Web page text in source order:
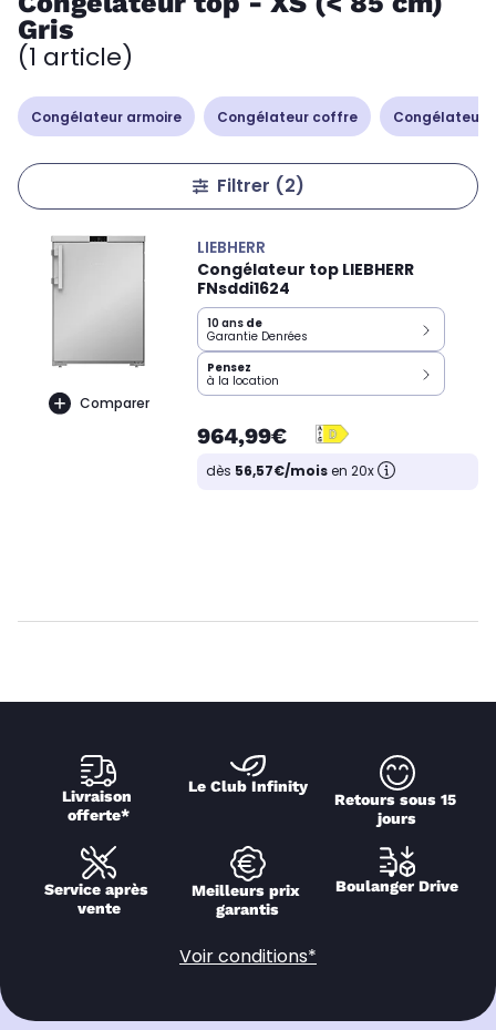
Gris
(1 article)
Congélateur armoire Congélateur coffre Congélateur
Filtrer (2)
Comparer
LIEBHERR
Congélateur top LIEBHERR
FNsddi1624
10 ans de
Garantie Denrées
Pensez
à la location
964,99€
dès 56,57€/moisen 20x
Livraison
offerte*
Le Club Infinity
Retours sous 15
jours
Service après
vente
Meilleurs prix
garantis
Boulanger Drive
Voir conditions*